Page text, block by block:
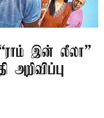
இன் லீலா”
அறிவிப்பு